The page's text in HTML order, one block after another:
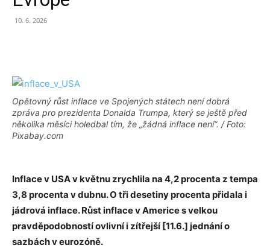
10. 6. 2026
Opětovný růst inflace ve Spojených státech není dobrá
zpráva pro prezidenta Donalda Trumpa, který se ještě před
několika měsíci holedbal tím, že „žádná inflace není“. / Foto:
Pixabay.com
Inflace v USA v květnu zrychlila na 4,2 procenta z tempa
3,8 procenta v dubnu. O tři desetiny procenta přidala i
jádrová inflace. Růst inflace v Americe s velkou
pravděpodobností ovlivní i zítřejší [11.6.] jednání o
sazbách v eurozóně.